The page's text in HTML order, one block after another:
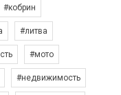
#кобрин
#литва
#мото
#недвижимость